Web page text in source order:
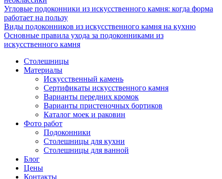
Угловые подоконники из искусственного камня: когда форма
работает на пользу
Виды подоконников из искусственного камня на кухню
Основные правила ухода за подоконниками из
искусственного камня
Столешницы
Материалы
Искусственный камень
Сертификаты искусственного камня
Варианты передних кромок
Варианты пристеночных бортиков
Каталог моек и раковин
Фото работ
Подоконники
Столешницы для кухни
Столешницы для ванной
Блог
Цены
Контакты